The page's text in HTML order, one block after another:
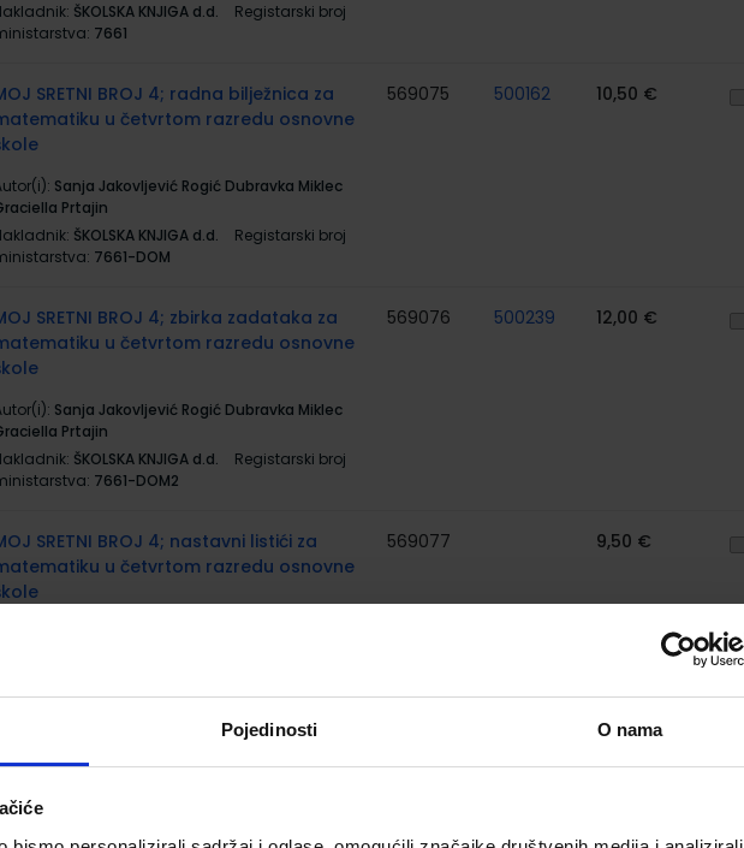
Pojedinosti O nama
ŠKOLSKA KNJIGA d.d.
Registarski broj
7661
SRETNI BROJ 4; radna bilježnica za
u četvrtom razredu osnovne
Sanja Jakovljević Rogić Dubravka Miklec
Prtajin
ŠKOLSKA KNJIGA d.d.
Registarski broj
7661-DOM
569075 500162 10,50 €
SRETNI BROJ 4; zbirka zadataka za
u četvrtom razredu osnovne
Sanja Jakovljević Rogić Dubravka Miklec
Prtajin
ŠKOLSKA KNJIGA d.d.
Registarski broj
7661-DOM2
569076 500239 12,00 €
SRETNI BROJ 4; nastavni listići za
u četvrtom razredu osnovne
7661-DOM3
569077 9,50 €
4; udžbenik iz informatike za 4.
567216 500261 10,80 €